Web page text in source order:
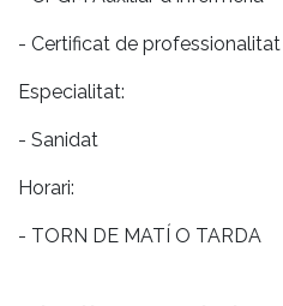
- Certificat de
Especialitat:
- Sanidat
Horari:
- TORN DE MATÍ O TARDA